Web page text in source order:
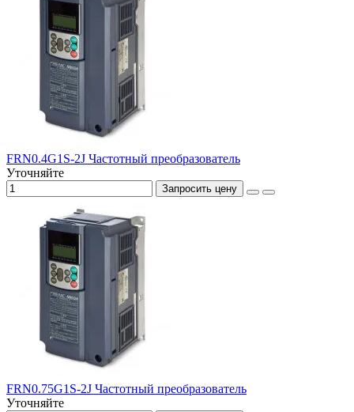
FRN0.4G1S-2J Частотный преобразователь
Уточняйте
Запросить цену
FRN0.75G1S-2J Частотный преобразователь
Уточняйте